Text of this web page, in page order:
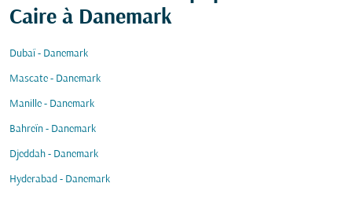
Caire à Danemark
Dubaï - Danemark
Mascate - Danemark
Manille - Danemark
Bahreïn - Danemark
Djeddah - Danemark
Hyderabad - Danemark